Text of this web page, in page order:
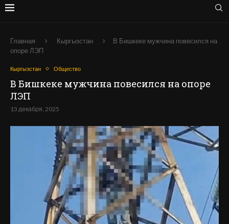
Главная Кыргызстан
В Бишкеке мужчина повесился на
опоре ЛЭП
Кыргызстан Общество
В Бишкеке мужчина повесился на опоре
ЛЭП
13 декабря, 2025